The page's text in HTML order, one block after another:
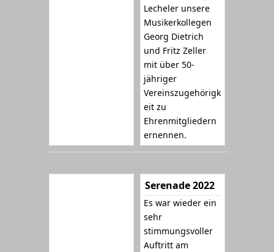
Lecheler unsere
Musikerkollegen
Georg Dietrich
und Fritz Zeller
mit über 50-
jähriger
Vereinszugehörigk
eit zu
Ehrenmitgliedern
ernennen.
Serenade 2022
Es war wieder ein
sehr
stimmungsvoller
Auftritt am